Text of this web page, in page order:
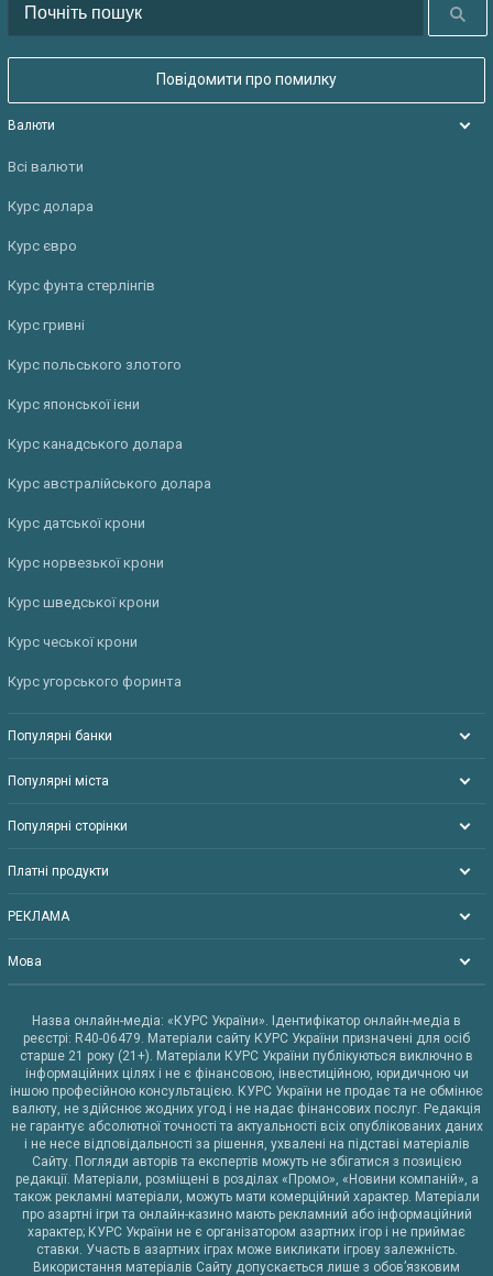
Шукати
Повідомити про помилку
Валюти
Всі валюти
Курс долара
Курс євро
Курс фунта стерлінгів
Курс гривні
Курс польського злотого
Курс японської ієни
Курс канадського долара
Курс австралійського долара
Курс датської крони
Курс норвезької крони
Курс шведської крони
Курс чеської крони
Курс угорського форинта
Популярні банки
Популярні міста
Популярні сторінки
Платні продукти
РЕКЛАМА
Мова
Назва онлайн-медіа: «КУРС України». Ідентифікатор онлайн-медіа в
реєстрі: R40-06479. Матеріали сайту КУРС України призначені для осіб
старше 21 року (21+). Матеріали КУРС України публікуються виключно в
інформаційних цілях і не є фінансовою, інвестиційною, юридичною чи
іншою професійною консультацією. КУРС України не продає та не обмінює
валюту, не здійснює жодних угод і не надає фінансових послуг. Редакція
не гарантує абсолютної точності та актуальності всіх опублікованих даних
і не несе відповідальності за рішення, ухвалені на підставі матеріалів
Сайту. Погляди авторів та експертів можуть не збігатися з позицією
редакції. Матеріали, розміщені в розділах «Промо», «Новини компаній», а
також рекламні матеріали, можуть мати комерційний характер. Матеріали
про азартні ігри та онлайн-казино мають рекламний або інформаційний
характер; КУРС України не є організатором азартних ігор і не приймає
ставки. Участь в азартних іграх може викликати ігрову залежність.
Використання матеріалів Сайту допускається лише з обов’язковим